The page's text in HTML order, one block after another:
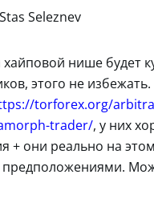
Stas Seleznev
нише будет
этого не
torforex.org/
trader/, у них
+ они реально на
предположениями.